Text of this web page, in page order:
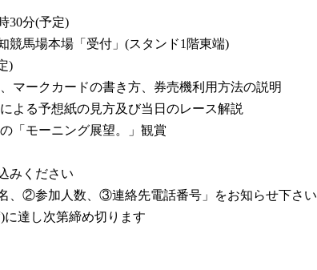
分(予定)
馬場本場「受付」(スタンド1階東端)
)
ークカードの書き方、券売機利用方法の説明
る予想紙の見方及び当日のレース解説
ング展望。」観賞
ください
②参加人数、③連絡先電話番号」をお知らせ下さい
達し次第締め切ります